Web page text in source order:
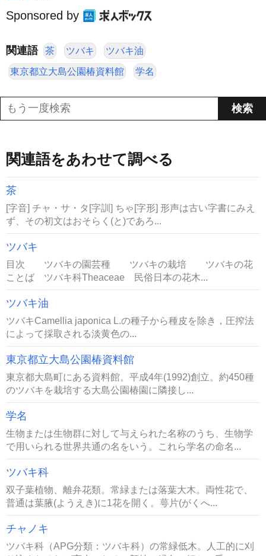
Sponsored by
関連語 茶 ツバキ ツバキ油
東京都立大島公園椿資料館 学名
関連語をあわせて調べる
茶
[字音] チャ・サ・タ[字訓] ちゃ[字形] 形声は古い字書にみえ
ず、その初文はおそらく(と)であろ...
ツバキ
目次 ツバキの園芸種 ツバキの栽培 ツバキの花
ことば ツバキ科Theaceae 民俗日本の花木...
ツバキ油
ツバキCamellia japonica L.の種子から種皮を除き，圧搾法
によって採取される淡黄色の...
東京都立大島公園椿資料館
東京都大島町にある資料館。平成4年(1992)創立。約450種
のツバキを栽培する大島公園椿園に隣接し...
学名
生物または生物群に対して与えられた名称のうち、生物学
で用いられる世界共通の名をいう。これら学名の命名...
ツバキ科
双子葉植物、離弁花類。常緑または落葉大木。両性花で、
普通は葉腋(ようえき)に1花を開く。萼片(がくへ...
チャノキ
ツバキ科（APG分類：ツバキ科）の常緑低木。人工的に刈